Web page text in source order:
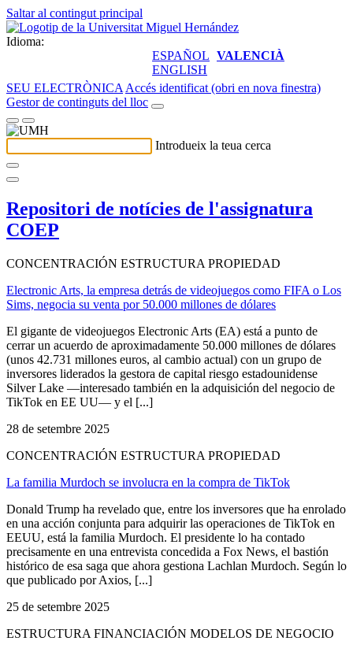
Saltar al contingut principal
Idioma:
ESPAÑOL VALENCIÀ
ENGLISH
SEU ELECTRÒNICA Accés identificat (obri en nova finestra)
Gestor de continguts del lloc
Introdueix la teua cerca
Repositori de notícies de l'assignatura
COEP
CONCENTRACIÓN ESTRUCTURA PROPIEDAD
Electronic Arts, la empresa detrás de videojuegos como FIFA o Los
Sims, negocia su venta por 50.000 millones de dólares
El gigante de videojuegos Electronic Arts (EA) está a punto de
cerrar un acuerdo de aproximadamente 50.000 millones de dólares
(unos 42.731 millones euros, al cambio actual) con un grupo de
inversores liderados la gestora de capital riesgo estadounidense
Silver Lake —interesado también en la adquisición del negocio de
TikTok en EE UU— y el [...]
28 de setembre 2025
CONCENTRACIÓN ESTRUCTURA PROPIEDAD
La familia Murdoch se involucra en la compra de TikTok
Donald Trump ha revelado que, entre los inversores que ha enrolado
en una acción conjunta para adquirir las operaciones de TikTok en
EEUU, está la familia Murdoch. El presidente lo ha contado
precisamente en una entrevista concedida a Fox News, el bastión
histórico de esa saga que ahora gestiona Lachlan Murdoch. Según lo
que publicado por Axios, [...]
25 de setembre 2025
ESTRUCTURA FINANCIACIÓN MODELOS DE NEGOCIO